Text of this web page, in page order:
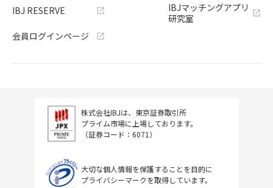
IBJ RESERVE
会員ログインページ
IBJマッチングアプリ
研究室
株式会社IBJは、東京証券取引所
プライム市場に上場しております。
（証券コード：6071）
大切な個人情報を保護することを目的に
プライバシーマークを取得しています。